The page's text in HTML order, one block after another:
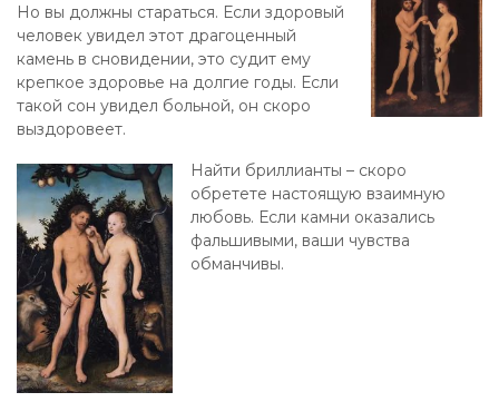
Но вы должны стараться. Если здоровый
человек увидел этот драгоценный
камень в сновидении, это судит ему
крепкое здоровье на долгие годы. Если
такой сон увидел больной, он скоро
выздоровеет.
Найти бриллианты – скоро
обретете настоящую взаимную
любовь. Если камни оказались
фальшивыми, ваши чувства
обманчивы.